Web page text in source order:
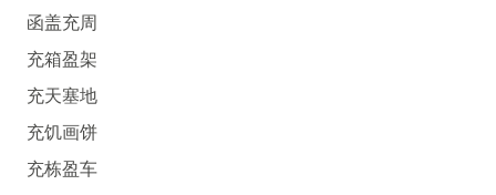
函盖充周
充箱盈架
充天塞地
充饥画饼
充栋盈车